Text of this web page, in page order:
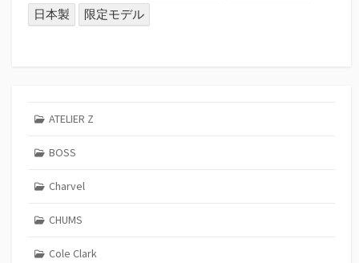
日本製
限定モデル
ATELIER Z
BOSS
Charvel
CHUMS
Cole Clark